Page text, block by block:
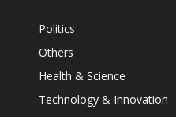
Politics
Others
Health & Science
Technology & Innovation